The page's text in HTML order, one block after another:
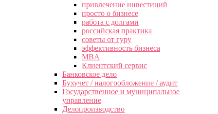
привлечение инвестиций
просто о бизнесе
работа с долгами
российская практика
советы от гуру
эффективность бизнеса
MBA
Клиентский сервис
Банковское дело
Бухучет / налогообложение / аудит
Государственное и муниципальное
управление
Делопроизводство